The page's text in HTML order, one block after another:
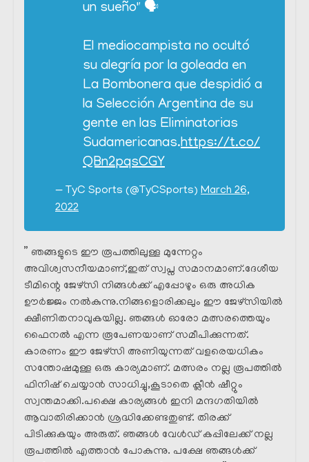
un sueño" 🗣
El mediocampista no ocultó
su alegría por la goleada en
La Bombonera que despidió a
la Selección Argentina de su
gente en las Eliminatorias
Sudamericanas.https://t.co/
QBn2pqsCGY
— TyC Sports (@TyCSports) March 26,
2022
” ഞങ്ങളുടെ ഈ രൂപത്തിലുള്ള മുന്നേറ്റം
അവിശ്വസനീയമാണ്,ഇത് സ്വപ്ന സമാനമാണ്.ദേശീയ
ടീമിന്റെ ജേഴ്‌സി നിങ്ങൾക്ക് എപ്പോഴും ഒരു അധിക
ഊർജ്ജം നൽകുന്നു.നിങ്ങളൊരിക്കലും ഈ ജേഴ്സിയിൽ
ക്ഷീണിതനാവുകയില്ല. ഞങ്ങൾ ഓരോ മത്സരത്തെയും
ഫൈനൽ എന്ന രൂപേണയാണ് സമീപിക്കുന്നത്.
കാരണം ഈ ജേഴ്സി അണിയുന്നത് വളരെയധികം
സന്തോഷമുള്ള ഒരു കാര്യമാണ്. മത്സരം നല്ല രൂപത്തിൽ
ഫിനിഷ് ചെയ്യാൻ സാധിച്ചു,കൂടാതെ ക്ലീൻ ഷീറ്റും
സ്വന്തമാക്കി.പക്ഷെ കാര്യങ്ങൾ ഇനി മന്ദഗതിയിൽ
ആവാതിരിക്കാൻ ശ്രദ്ധിക്കേണ്ടതുണ്ട്. തിരക്ക്
പിടിക്കുകയും അരുത്. ഞങ്ങൾ വേൾഡ് കപ്പിലേക്ക് നല്ല
രൂപത്തിൽ എത്താൻ പോകുന്നു. പക്ഷേ ഞങ്ങൾക്ക്